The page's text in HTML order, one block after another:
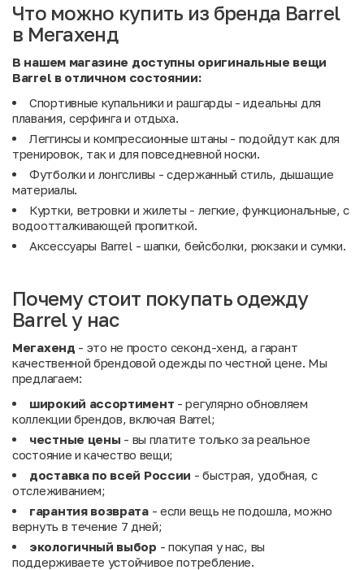
Что можно купить из бренда Barrel
в Мегахенд
В нашем магазине доступны оригинальные вещи
Barrel в отличном состоянии:
Спортивные купальники и рашгарды - идеальны для
плавания, серфинга и отдыха.
Леггинсы и компрессионные штаны - подойдут как для
тренировок, так и для повседневной носки.
Футболки и лонгсливы - сдержанный стиль, дышащие
материалы.
Куртки, ветровки и жилеты - легкие, функциональные, с
водоотталкивающей пропиткой.
Аксессуары Barrel - шапки, бейсболки, рюкзаки и сумки.
Почему стоит покупать одежду
Barrel у нас
Мегахенд - это не просто секонд-хенд, а гарант
качественной брендовой одежды по честной цене. Мы
предлагаем:
широкий ассортимент - регулярно обновляем
коллекции брендов, включая Barrel;
честные цены - вы платите только за реальное
состояние и качество вещи;
доставка по всей России - быстрая, удобная, с
отслеживанием;
гарантия возврата- если вещь не подошла, можно
вернуть в течение 7 дней;
экологичный выбор - покупая у нас, вы
поддерживаете устойчивое потребление.